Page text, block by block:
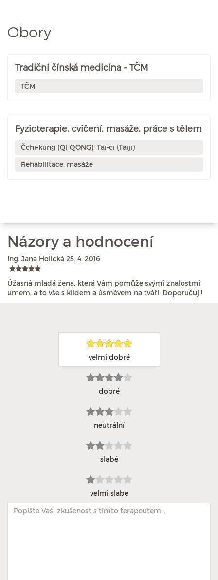
Obory
Tradiční čínská medicína - TČM
TČM
Fyzioterapie, cvičení, masáže, práce s tělem
Čchi-kung (QI QONG), Tai-či (Taiji)
Rehabilitace, masáže
Názory a hodnocení
Ing. Jana Holická 25. 4. 2016
Úžasná mladá žena, která Vám pomůže svými znalostmi,
umem, a to vše s klidem a úsměvem na tváři. Doporučuji!
velmi dobré
dobré
neutrální
slabé
velmi slabé